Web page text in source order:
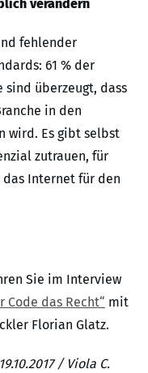
verändern
fehlender
61 % der
sind überzeugt, dass
in den
wird. Es gibt selbst
zutrauen, für
das Internet für den
Sie im Interview
das Recht“ mit
Florian Glatz.
/ Viola C.